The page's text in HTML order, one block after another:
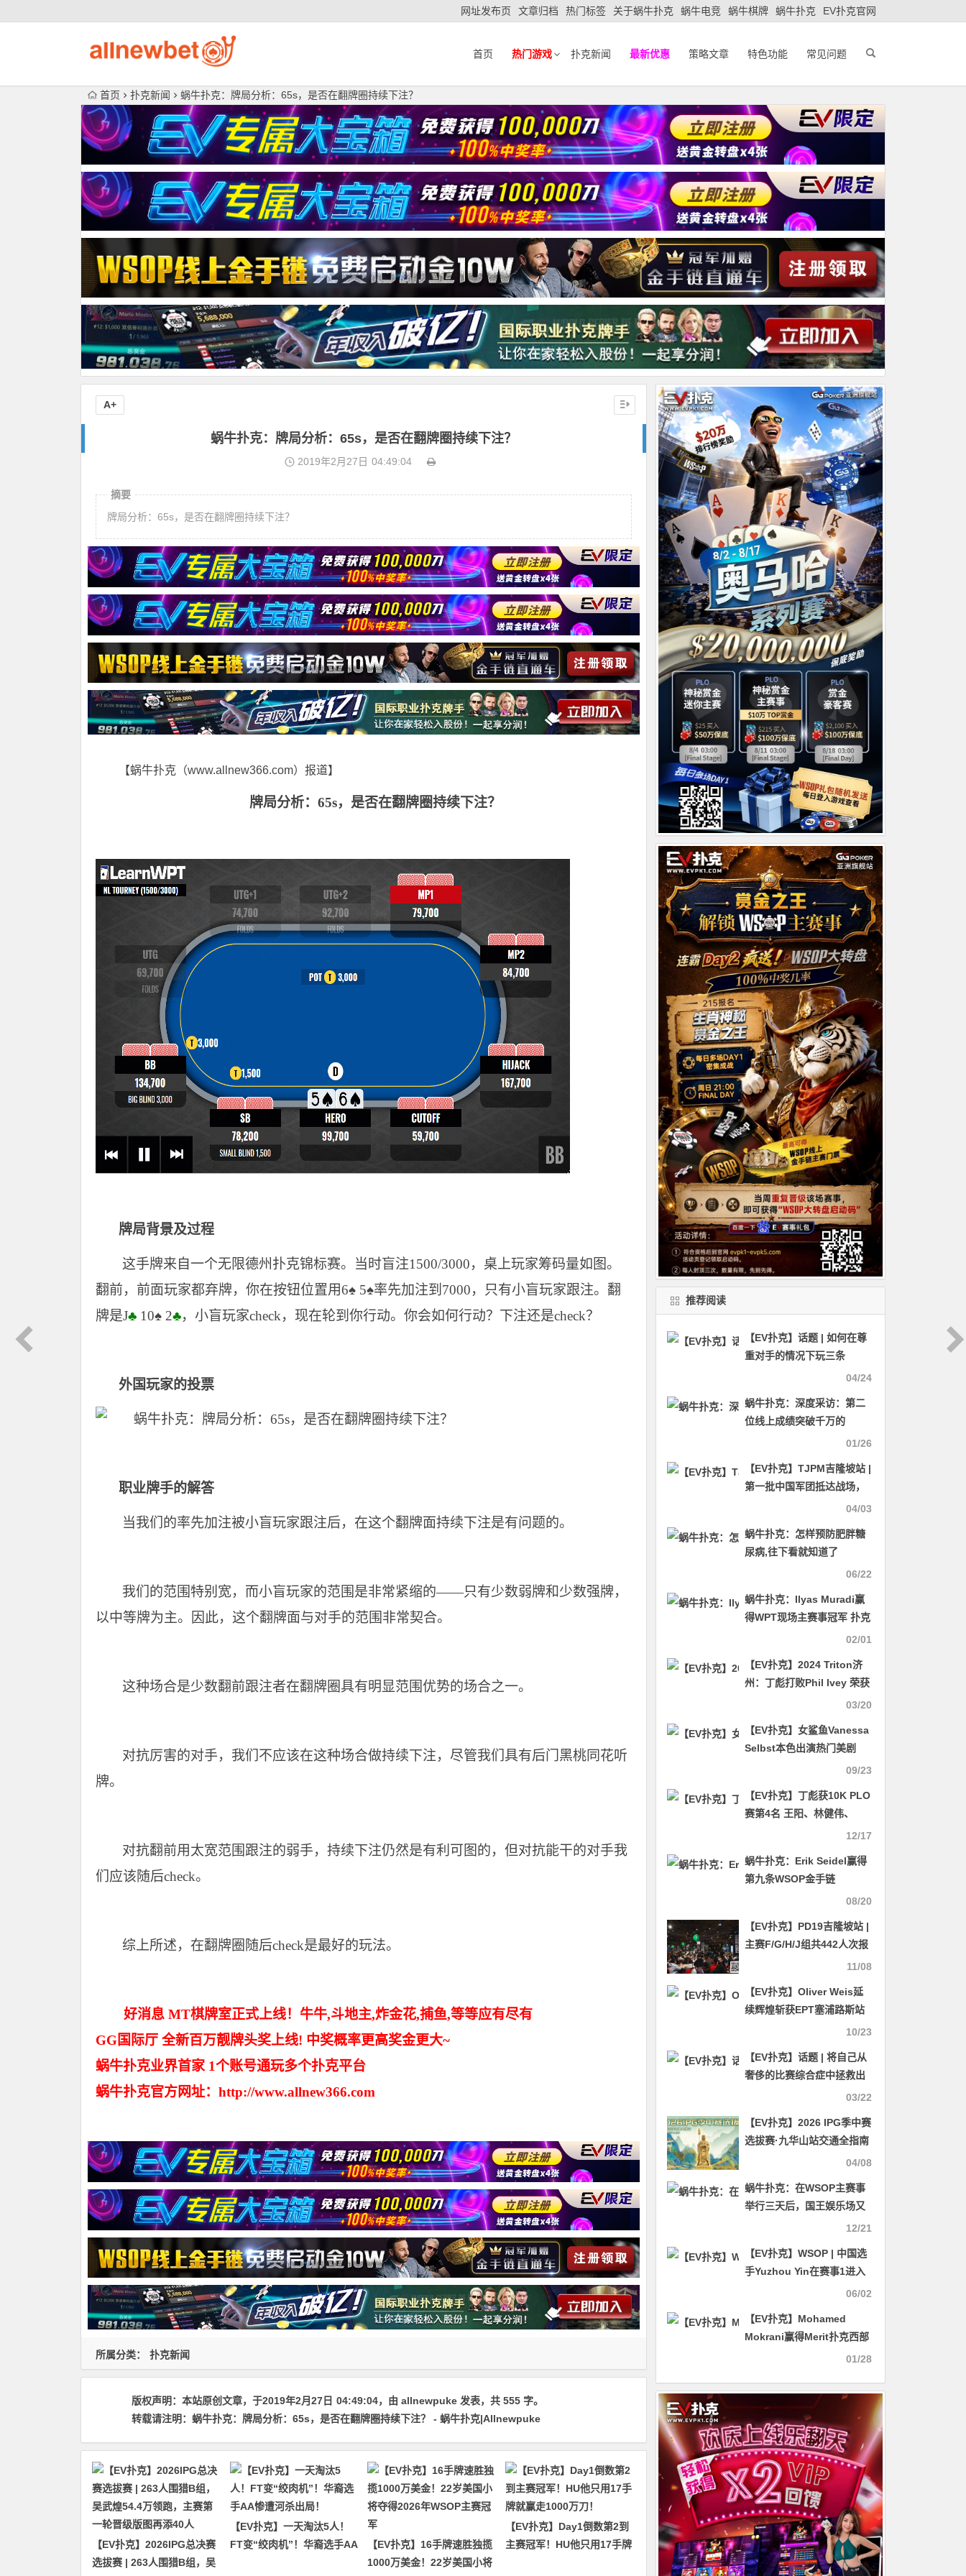
网址发布页 文章归档 热门标签 关于蜗牛扑克 蜗牛电竞 蜗牛棋牌 蜗牛扑克 EV扑克官网
首页 热门游戏 扑克新闻 最新优惠 策略文章 特色功能 常见问题
首页 扑克新闻 蜗牛扑克：牌局分析：65s，是否在翻牌圈持续下注？
蜗牛扑克：牌局分析：65s，是否在翻牌圈持续下注？
2019年2月27日 04:49:04
摘要
【蜗牛扑克（www.allnew366.com）报道】
牌局分析：65s，是否在翻牌圈持续下注？
牌局背景及过程
这手牌来自一个无限德州扑克锦标赛。当时盲注1500/3000，桌上玩家筹码量如图。
翻前，前面玩家都弃牌，你在按钮位置用6♠ 5♠率先加注到7000，只有小盲玩家跟注。翻
牌是J♣ 10♠ 2♣，小盲玩家check，现在轮到你行动。你会如何行动？下注还是check？
外国玩家的投票
职业牌手的解答
当我们的率先加注被小盲玩家跟注后，在这个翻牌面持续下注是有问题的。
我们的范围特别宽，而小盲玩家的范围是非常紧缩的——只有少数弱牌和少数强牌，
以中等牌为主。因此，这个翻牌面与对手的范围非常契合。
这种场合是少数翻前跟注者在翻牌圈具有明显范围优势的场合之一。
对抗厉害的对手，我们不应该在这种场合做持续下注，尽管我们具有后门黑桃同花听
牌。
对抗翻前用太宽范围跟注的弱手，持续下注仍然是有利可图的，但对抗能干的对手我
们应该随后check。
综上所述，在翻牌圈随后check是最好的玩法。
好消息 MT棋牌室正式上线！牛牛,斗地主,炸金花,捕鱼,等等应有尽有
GG国际厅 全新百万靓牌头奖上线! 中奖概率更高奖金更大~
蜗牛扑克业界首家 1个账号通玩多个扑克平台
蜗牛扑克官方网址：http://www.allnew366.com
A+
所属分类： 扑克新闻
版权声明： 本站原创文章，于2019年2月27日 04:49:04，由 allnewpuke 发表，共 555 字。
转载请注明： 蜗牛扑克：牌局分析：65s，是否在翻牌圈持续下注？ - 蜗牛扑克|Allnewpuke
【EV扑克】2026IPG总决赛
选拔赛 | 263人围猎B组，吴
【EV扑克】一天淘汰5人！
FT变“绞肉机”！华裔选手AA
【EV扑克】16手牌速胜独揽
1000万美金！22岁美国小将
【EV扑克】Day1倒数第2到
主赛冠军！HU他只用17手牌
推荐阅读
【EV扑克】话题 | 如何在尊
重对手的情况下玩三条
04/24
蜗牛扑克：深度采访：第二
位线上成绩突破千万的
01/26
【EV扑克】TJPM吉隆坡站 |
第一批中国军团抵达战场，
王胜永闯入快速锦标赛FT，
04/03
蜗牛扑克：怎样预防肥胖糖
尿病,往下看就知道了
06/22
蜗牛扑克：Ilyas Muradi赢
得WPT现场主赛事冠军 扑克
夫妻成为对手 为WSOP金戒
02/01
【EV扑克】2024 Triton济
州：丁彪打败Phil Ivey 荣获
03/20
【EV扑克】女鲨鱼Vanessa
Selbst本色出演热门美剧
09/23
【EV扑克】丁彪获10K PLO
赛第4名 王阳、林健伟、
Andy Ni闯入25K超级主赛
12/17
蜗牛扑克：Erik Seidel赢得
第九条WSOP金手链
08/20
【EV扑克】PD19吉隆坡站 |
主赛F/G/H/J组共442人次报
名，多位中国选手在各项赛
11/08
【EV扑克】Oliver Weis延
续辉煌斩获EPT塞浦路斯站
主赛冠军 丹牛斩获PokerGO
10/23
【EV扑克】话题 | 将自己从
奢侈的比赛综合症中拯救出
03/22
【EV扑克】2026 IPG季中赛
选拔赛·九华山站交通全指南
（机场/高铁/自驾一篇搞定）
04/08
蜗牛扑克：在WSOP主赛事
举行三天后，国王娱乐场又
12/21
【EV扑克】WSOP | 中国选
手Yuzhou Yin在赛事1进入
最后10强，记分牌位列第三
06/02
【EV扑克】Mohamed
Mokrani赢得Merit扑克西部
01/28